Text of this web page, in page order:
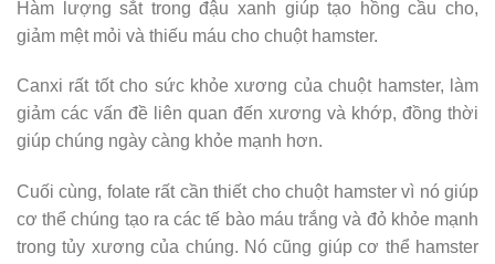
Hàm lượng sắt trong đậu xanh giúp tạo hồng cầu cho,
giảm mệt mỏi và thiếu máu cho chuột hamster.
Canxi rất tốt cho sức khỏe xương của chuột hamster, làm
giảm các vấn đề liên quan đến xương và khớp, đồng thời
giúp chúng ngày càng khỏe mạnh hơn.
Cuối cùng, folate rất cần thiết cho chuột hamster vì nó giúp
cơ thể chúng tạo ra các tế bào máu trắng và đỏ khỏe mạnh
trong tủy xương của chúng. Nó cũng giúp cơ thể hamster